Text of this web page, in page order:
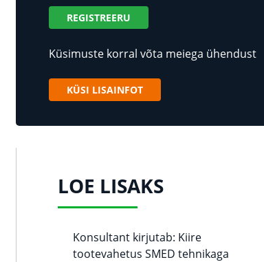
REGISTREERU
Küsimuste korral võta meiega ühendust
KÜSI LISAINFOT
LOE LISAKS
Konsultant kirjutab: Kiire
tootevahetus SMED tehnikaga